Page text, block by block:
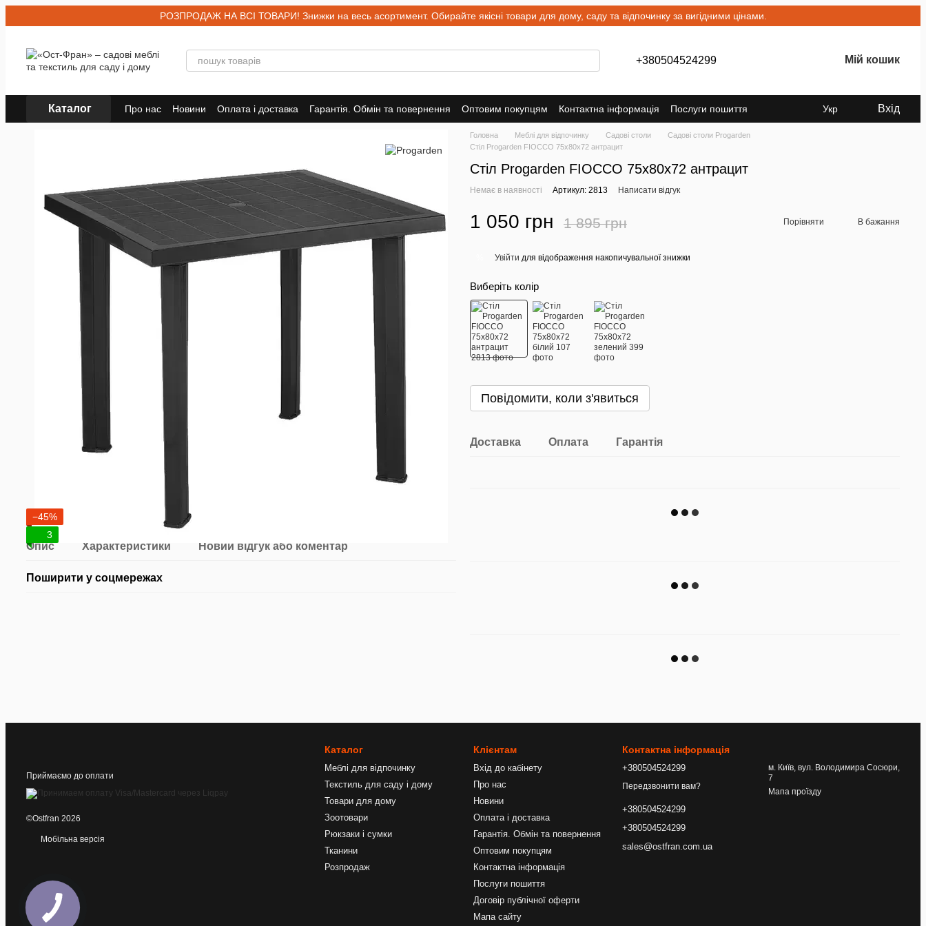
РОЗПРОДАЖ НА ВСІ ТОВАРИ! Знижки на весь асортимент. Обирайте якісні товари для дому, саду та відпочинку за вигідними цінами.
+380504524299 Мій кошик
Каталог Про нас Новини Оплата і доставка Гарантія. Обмін та повернення Оптовим покупцям Контактна інформація
Послуги пошиття
Договір публічної оферти
Укр Вхід
−45%
3
Опис Характеристики Новий відгук або коментар
Поширити у соцмережах
Головна Меблі для відпочинку Садові столи
Садові столи Progarden
Стіл Progarden FIOCCO 75x80x72 антрацит
Стіл Progarden FIOCCO 75x80x72 антрацит
Немає в наявності Артикул: 2813 Написати відгук
1 050 грн 1 895 грн Порівняти В бажання
Увійти для відображення накопичувальної знижки
Виберіть колір
Повідомити, коли з'явиться
Доставка Оплата Гарантія
Приймаємо до оплати
©Ostfran 2026
Мобільна версія
Каталог
Меблі для відпочинку
Текстиль для саду і дому
Товари для дому
Зоотовари
Рюкзаки і сумки
Тканини
Розпродаж
Клієнтам
Вхід до кабінету
Про нас
Новини
Оплата і доставка
Гарантія. Обмін та повернення
Оптовим покупцям
Контактна інформація
Послуги пошиття
Договір публічної оферти
Мапа сайту
Контактна інформація
+380504524299
Передзвонити вам?
+380504524299
+380504524299
sales@ostfran.com.ua
м. Київ, вул. Володимира Сосюри,
7
Мапа проїзду